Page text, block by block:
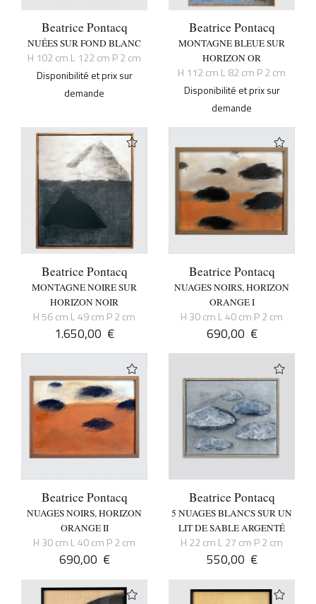
Beatrice Pontacq
NUÉES SUR FOND BLANC
H 102 cm L 122 cm P 2 cm
Disponibilité et prix sur
demande
Beatrice Pontacq
MONTAGNE BLEUE SUR
HORIZON OR
H 112 cm L 82 cm P 2 cm
Disponibilité et prix sur
demande
Beatrice Pontacq
MONTAGNE NOIRE SUR
HORIZON NOIR
H 56 cm L 49 cm P 2 cm
1.650,00 €
Beatrice Pontacq
NUAGES NOIRS, HORIZON
ORANGE I
H 30 cm L 40 cm P 2 cm
690,00 €
Beatrice Pontacq
NUAGES NOIRS, HORIZON
ORANGE II
H 30 cm L 40 cm P 2 cm
690,00 €
Beatrice Pontacq
5 NUAGES BLANCS SUR UN
LIT DE SABLE ARGENTÉ
H 22 cm L 27 cm P 2 cm
550,00 €